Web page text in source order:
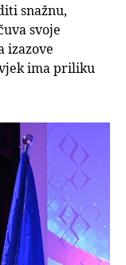
snažnu,
svoje
izazove
ima priliku